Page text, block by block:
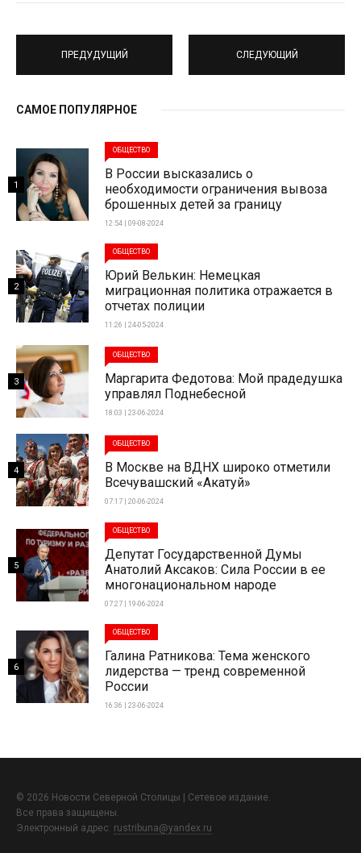
ПРЕДУДУЩИЙ СЛЕДУЮЩИЙ
САМОЕ ПОПУЛЯРНОЕ
ОБЩЕСТВО
В России высказались о
необходимости ограничения вывоза
брошенных детей за границу
12:54 | 09-08-2024
1
ОБЩЕСТВО
Юрий Велькин: Немецкая
миграционная политика отражается в
отчетах полиции
11:26 | 24-05-2024
2
ОБЩЕСТВО
Маргарита Федотова: Мой прадедушка
управлял Поднебесной
18:03 | 23-06-2024
3
ОБЩЕСТВО
В Москве на ВДНХ широко отметили
Всечувашский «Акатуй»
07:17 | 20-06-2024
4
ОБЩЕСТВО
Депутат Государственной Думы
Анатолий Аксаков: Сила России в ее
многонациональном народе
07:27 | 19-06-2024
5
ОБЩЕСТВО
Галина Ратникова: Тема женского
лидерства — тренд современной
России
16:36 | 23-06-2024
6
© 2026 Новости Северной Столицы | Сетевое издание.
Все права защищены.
Электронный адрес: rustribuna@yandex.ru